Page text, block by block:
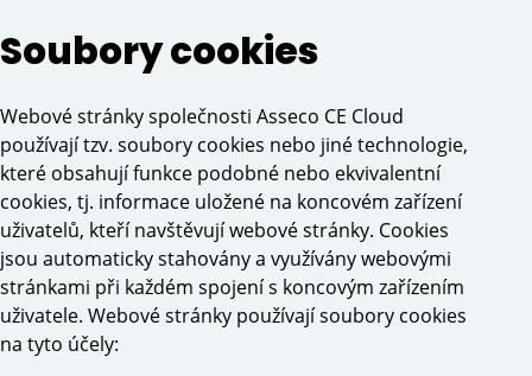
Soubory cookies
Webové stránky společnosti Asseco CE Cloud
používají tzv. soubory cookies nebo jiné technologie,
které obsahují funkce podobné nebo ekvivalentní
cookies, tj. informace uložené na koncovém zařízení
uživatelů, kteří navštěvují webové stránky. Cookies
jsou automaticky stahovány a využívány webovými
stránkami při každém spojení s koncovým zařízením
uživatele. Webové stránky používají soubory cookies
na tyto účely: